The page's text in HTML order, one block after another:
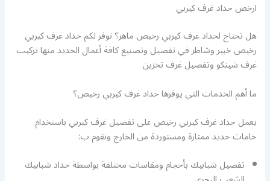
ارخص حداد غرف كيربي
هل تحتاج لحداد غرف كيربي رخيص ماهر؟ نوفر لكم حداد غرف كيربي
رخيص خبير وشاطر في تفصيل وتصنيع كافة أعمال الحديد منها تركيب
غرف شينكو وتفصيل غرف تخزين
ما أهم الخدمات التي يوفرها حداد غرف كيربي رخيص؟
يعمل حداد غرف كيربي رخيص على تفصيل غرف كيربي باستخدام
خامات حديد ممتازة ومستوردة من الخارج ونقوم ب:
تفصيل شبابيك بأحجام ومقاسات مختلفة بواسطة حداد شبابيك